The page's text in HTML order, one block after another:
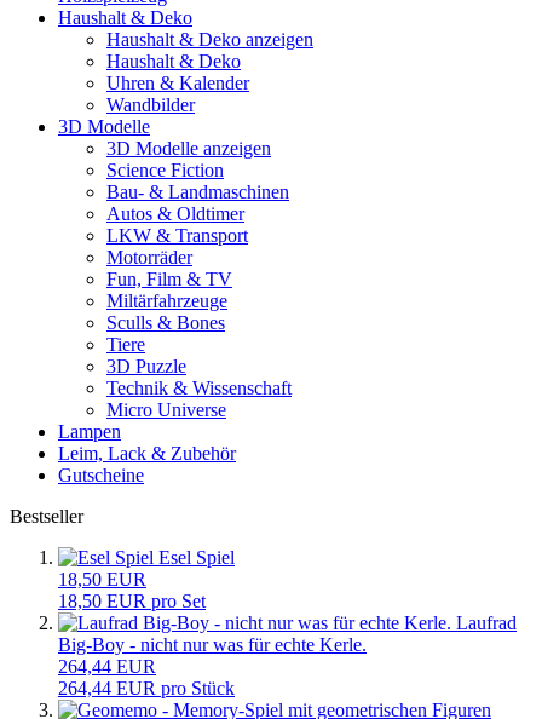
Haushalt & Deko
Haushalt & Deko anzeigen
Haushalt & Deko
Uhren & Kalender
Wandbilder
3D Modelle
3D Modelle anzeigen
Science Fiction
Bau- & Landmaschinen
Autos & Oldtimer
LKW & Transport
Motorräder
Fun, Film & TV
Miltärfahrzeuge
Sculls & Bones
Tiere
3D Puzzle
Technik & Wissenschaft
Micro Universe
Lampen
Leim, Lack & Zubehör
Gutscheine
Bestseller
Esel Spiel
18,50 EUR
18,50 EUR pro Set
Laufrad
Big-Boy - nicht nur was für echte Kerle.
264,44 EUR
264,44 EUR pro Stück